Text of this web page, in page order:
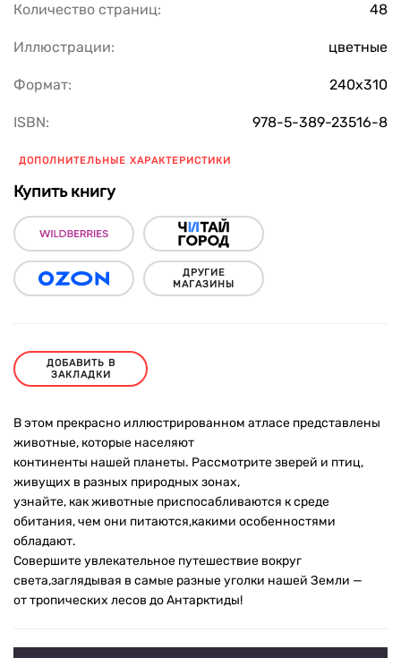
Количество страниц: 48
Иллюстрации: цветные
Формат: 240х310
ISBN: 978-5-389-23516-8
ДОПОЛНИТЕЛЬНЫЕ ХАРАКТЕРИСТИКИ
Купить книгу
ДРУГИЕ
МАГАЗИНЫ
ДОБАВИТЬ В
ЗАКЛАДКИ
В этом прекрасно иллюстрированном атласе представлены
животные, которые населяют
континенты нашей планеты. Рассмотрите зверей и птиц,
живущих в разных природных зонах,
узнайте, как животные приспосабливаются к среде
обитания, чем они питаются,какими особенностями
обладают.
Совершите увлекательное путешествие вокруг
света,заглядывая в самые разные уголки нашей Земли —
от тропических лесов до Антарктиды!